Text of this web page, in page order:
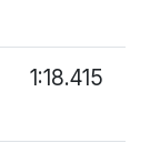
1:18.415